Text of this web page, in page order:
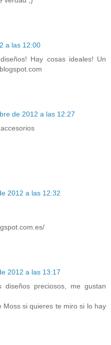
a las 12:00
Hay cosas ideales! Un
de 2012 a las 12:27
2012 a las 12:32
2012 a las 13:17
preciosos, me gustan
Moss si quieres te miro si lo hay